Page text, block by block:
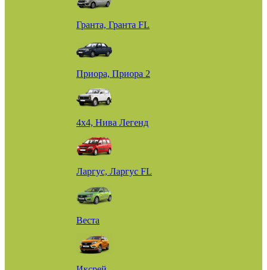
Гранта, Гранта FL
Приора, Приора 2
4х4, Нива Легенд
Ларгус, Ларгус FL
Веста